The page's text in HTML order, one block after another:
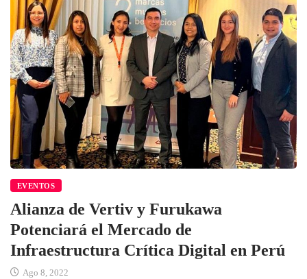
EVENTOS
Alianza de Vertiv y Furukawa
Potenciará el Mercado de
Infraestructura Crítica Digital en Perú
Ago 8, 2022